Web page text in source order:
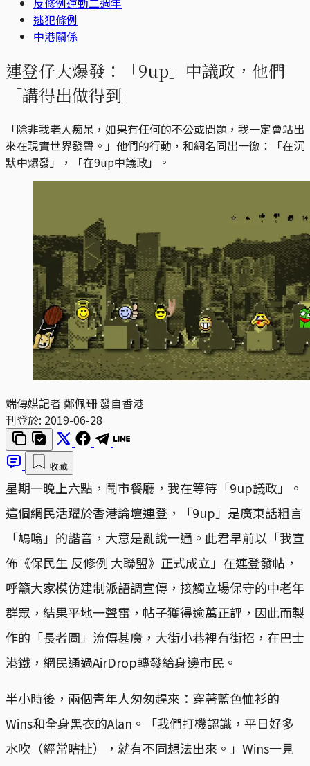
逃犯條例
中港關係
連登仔大爆發：「9up」中議政，他們
「講得出做得到」
「除非我老人痴呆，如果有任何的不公或問題，我一定會站出
來在現實世界發聲。」他們的行動，和網名同出一徹：「在沉
默中爆發」，「在9up中議政」。
端傳媒記者 鄭佩珊 發自香港
刊登於: 2019-06-28
收藏
星期一晚上六點，鬧市餐廳，我在等待「9up議政」。
這個網民活躍於香港論壇連登，「9up」是廣東話粗言
「鳩噏」的諧音，大意是亂說一通。此君早前以「我宣
佈《保民生 反修例 大聯盟》正式成立」在連登發帖，
呼籲大家模仿建制派語調宣傳，接觸立場保守的中老年
群眾，結果平地一聲雷，帖子獲得逾萬正評，因此而製
作的「長者圖」流傳甚廣，大街小巷裡有街招，在巴士
港鐵，網民通過AirDrop轉發給身邊市民。
半小時後，兩個青年人匆匆趕來：穿著藍色恤衫的
Wins和全身黑衣的Alan。「我們打機認識，平日好多
水吹（經常瞎扯），就有不同想法出來。」Wins一見